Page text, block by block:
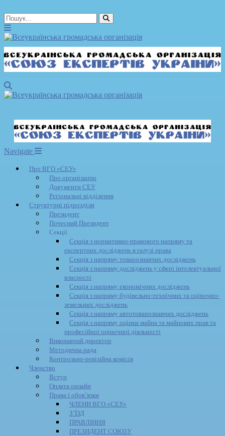
Navigate
Про ВГО «СЕУ»
Про організацію
Документи СЕУ
Регіональні відділення
Структурні підрозділи
Президент
Почесний Президент
Секції
Секція з нормативно-правового напряму та
експертних досліджень в галузі права
Секція з напряму товарознавчих досліджень
Секція з напряму досліджень у сфері інтелектуальної
власності
Секція з напряму економічних досліджень
Секція з напряму будівельно-технічних та оціночно-
земельних досліджень
Секція з напряму автотоварознавчих досліджень
Секція з напряму оцінки майна та майнових прав та
професійної оціночної діяльності
Виконавчий директор
Методична рада
Контрольно-ревізійна комісія
Членство
Вступ
Оплата онлайн
Права і обов’язки
ЧЛЕНИ ВГО «СЕУ»
З’ЇЗД
ПРАВЛІННЯ
ПРЕЗИДЕНТ СОЮЗУ